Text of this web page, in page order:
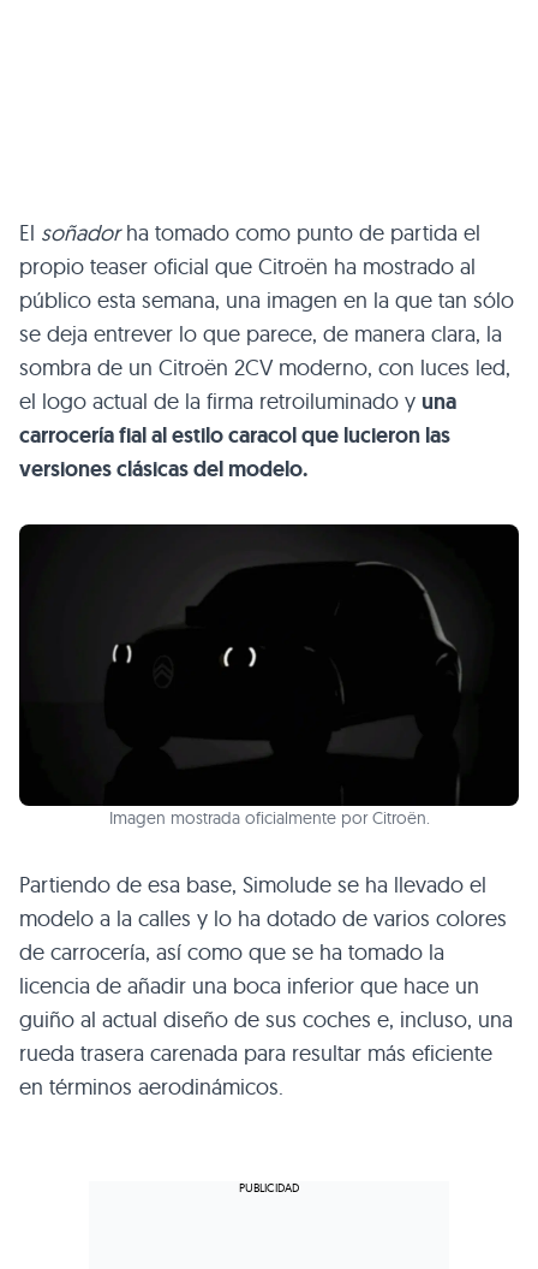
El soñadorha tomado como punto de partida el
propio teaser oficial que Citroën ha mostrado al
público esta semana, una imagen en la que tan sólo
se deja entrever lo que parece, de manera clara, la
sombra de un Citroën 2CV moderno, con luces led,
el logo actual de la firma retroiluminado y una
carrocería fial al estilo caracol que lucieron las
versiones clásicas del modelo.
Imagen mostrada oficialmente por Citroën.
Partiendo de esa base, Simolude se ha llevado el
modelo a la calles y lo ha dotado de varios colores
de carrocería, así como que se ha tomado la
licencia de añadir una boca inferior que hace un
guiño al actual diseño de sus coches e, incluso, una
rueda trasera carenada para resultar más eficiente
en términos aerodinámicos.